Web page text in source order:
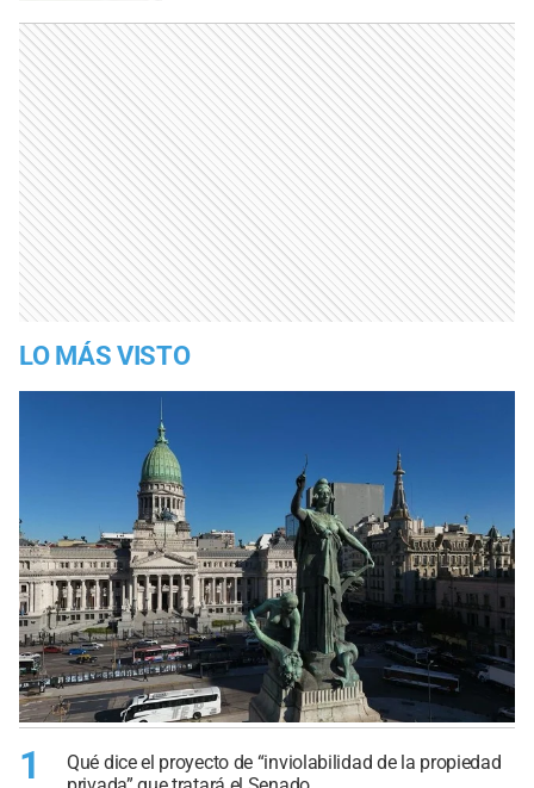
LO MÁS VISTO
1
Qué dice el proyecto de “inviolabilidad de la propiedad